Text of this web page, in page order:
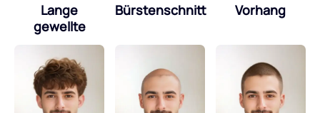
Lange
gewellte
Bürstenschnitt Vorhang